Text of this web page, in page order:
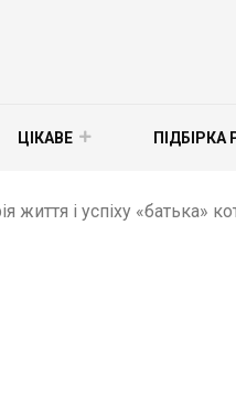
ЦІКАВЕ ПІДБІРКА
життя і успіху «батька»